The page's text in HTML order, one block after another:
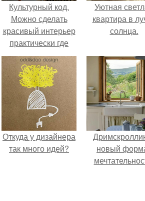
Культурный код.
Можно сделать
красивый интерьер
практически где
угодно.
Уютная
квартира в
солнца.
Откуда у дизайнера
так много идей?
новый